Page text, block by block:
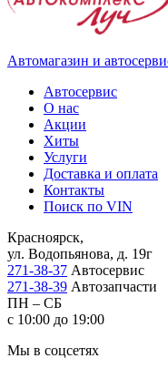
Автомагазин и
Автосервис
О нас
Акции
Хиты
Услуги
Доставка и оплата
Контакты
Поиск по VIN
Красноярск,
ул. Водопьянова, д. 19г
271-38-37 Автосервис
271-38-39 Автозапчасти
ПН – СБ
с 10:00 до 19:00
Мы в соцсетях